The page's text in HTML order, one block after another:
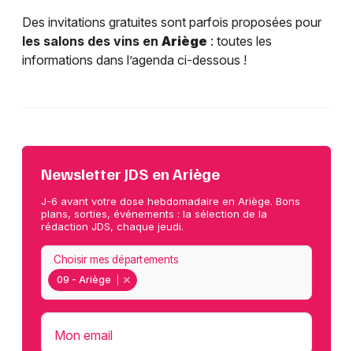
Des invitations gratuites sont parfois proposées pour
les salons des vins en Ariège : toutes les
informations dans l’agenda ci-dessous !
Newsletter JDS en Ariège
J-6 avant votre dose hebdomadaire en Ariège. Bons
plans, sorties, événements : la sélection de la
rédaction JDS, chaque jeudi.
09 - Ariège
Choisir mes départements
Mon email